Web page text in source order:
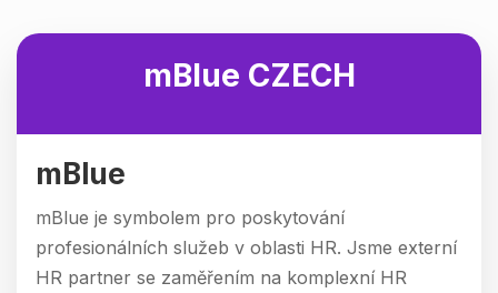
mBlue CZECH
mBlue
mBlue je symbolem pro poskytování
profesionálních služeb v oblasti HR. Jsme externí
HR partner se zaměřením na komplexní HR